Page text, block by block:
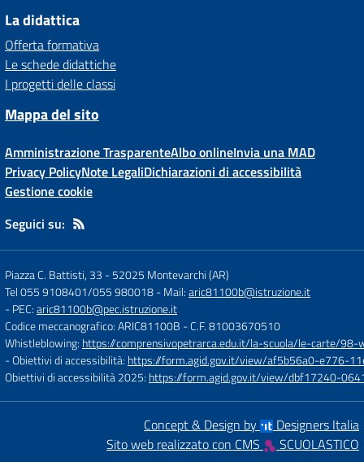
La didattica
Offerta formativa
Le schede didattiche
I progetti delle classi
Mappa del sito
Amministrazione TrasparenteAlbo onlineInvia una MAD
Privacy PolicyNote LegaliDichiarazioni di accessibilità
Gestione cookie
Seguici su:
Piazza C. Battisti, 33 -52025 Montevarchi (AR)
Tel 055 9108401/055 980018- Mail:aric81100b@istruzione.it
- PEC:aric81100b@pec.istruzione.it
Codice meccanografico: ARIC81100B - C.F. 81003670510
Whistleblowing: https://comprensivopetrarca.edu.it/la-scuola/le-carte/98-
- Obiettivi di accessibilità: https://form.agid.gov.it/view/af5b56a0-e776-
Obiettivi di accessibilità 2025: https://form.agid.gov.it/view/dbf17240-
Concept & Design by
Designers Italia
Sito web realizzato con CMS
SCUOLASTICO